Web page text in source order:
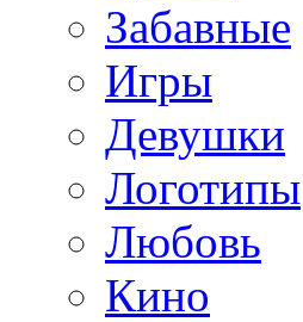
Забавные
Игры
Девушки
Логотипы
Любовь
Кино